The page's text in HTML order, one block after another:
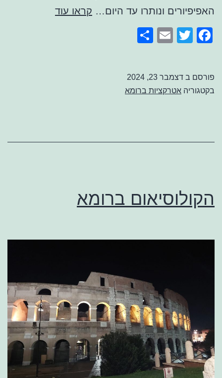
האפיפיורים ונותרו עד היום… קראו עודגני
Facebook
Twitter
Email
פורסם ב דצמבר 23, 2024
בקטגוריה אטרקציות ברומא
הקולוסיאום ברומא